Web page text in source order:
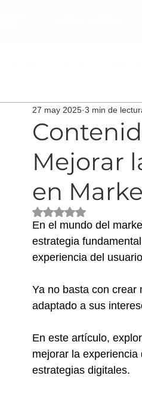
Cómo desarrollar tu carrera laboral
Mejorar
en
27 may 2025 3 min de
Obtuvo NaN de 5
En el mundo del
estrategia
experiencia del
Ya no basta con crear
adaptado a sus
En este artículo,
mejorar la
estrategias digitales.